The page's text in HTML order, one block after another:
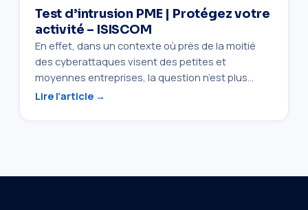
Test d’intrusion PME | Protégez votre
activité – ISISCOM
En effet, dans un contexte où près de la moitié
des cyberattaques visent des petites et
moyennes entreprises, la question n’est plus…
Lire l’article →